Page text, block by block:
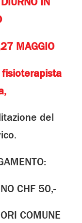
MAGGIO
fisioterapista
,
del
CHF 50,-
COMUNE